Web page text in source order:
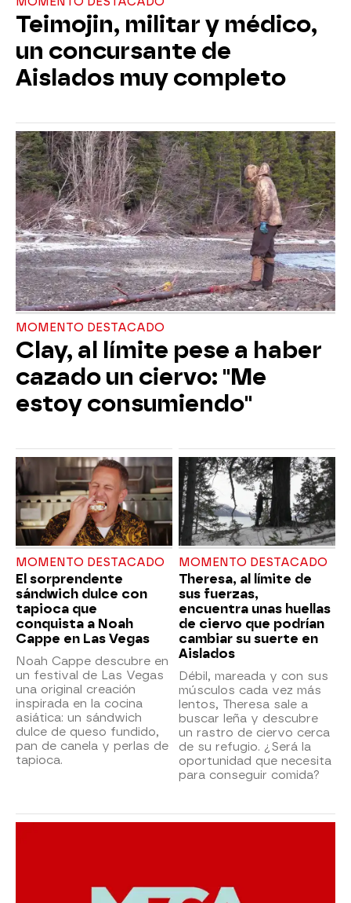
Teimojin, militar y médico,
un concursante de
Aislados muy completo
MOMENTO DESTACADO
Clay, al límite pese a haber
cazado un ciervo: "Me
estoy consumiendo"
MOMENTO DESTACADO
El sorprendente
sándwich dulce con
tapioca que
conquista a Noah
Cappe en Las Vegas
Noah Cappe descubre en
un festival de Las Vegas
una original creación
inspirada en la cocina
asiática: un sándwich
dulce de queso fundido,
pan de canela y perlas de
tapioca.
MOMENTO DESTACADO
Theresa, al límite de
sus fuerzas,
encuentra unas huellas
de ciervo que podrían
cambiar su suerte en
Aislados
Débil, mareada y con sus
músculos cada vez más
lentos, Theresa sale a
buscar leña y descubre
un rastro de ciervo cerca
de su refugio. ¿Será la
oportunidad que necesita
para conseguir comida?